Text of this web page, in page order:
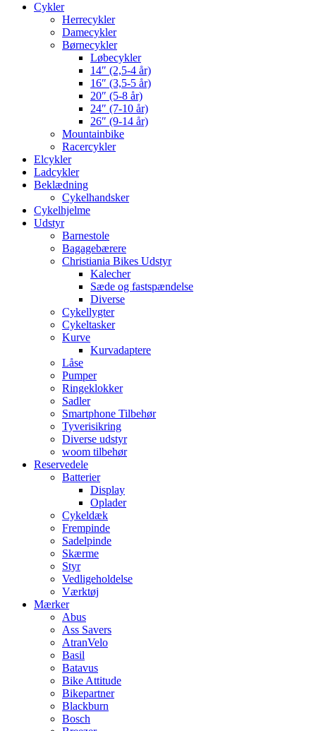
Cykler
Herrecykler
Damecykler
Børnecykler
Løbecykler
14″ (2,5-4 år)
16″ (3,5-5 år)
20″ (5-8 år)
24″ (7-10 år)
26″ (9-14 år)
Mountainbike
Racercykler
Elcykler
Ladcykler
Beklædning
Cykelhandsker
Cykelhjelme
Udstyr
Barnestole
Bagagebærere
Christiania Bikes Udstyr
Kalecher
Sæde og fastspændelse
Diverse
Cykellygter
Cykeltasker
Kurve
Kurvadaptere
Låse
Pumper
Ringeklokker
Sadler
Smartphone Tilbehør
Tyverisikring
Diverse udstyr
woom tilbehør
Reservedele
Batterier
Display
Oplader
Cykeldæk
Frempinde
Sadelpinde
Skærme
Styr
Vedligeholdelse
Værktøj
Mærker
Abus
Ass Savers
AtranVelo
Basil
Batavus
Bike Attitude
Bikepartner
Blackburn
Bosch